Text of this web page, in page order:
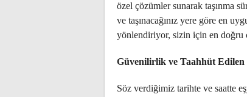
özel çözümler sunarak taşınma
ve taşınacağınız yere göre en
yönlendiriyor, sizin için en doğru
Güvenilirlik ve Taahhüt Edilen
Söz verdiğimiz tarihte ve saatte